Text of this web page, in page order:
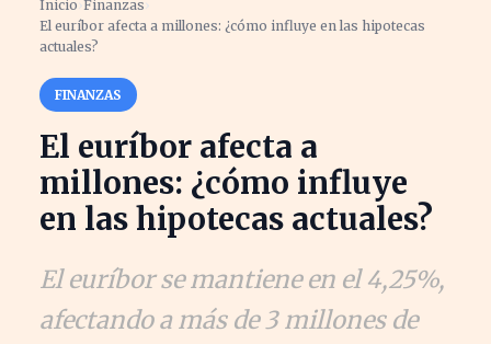
Inicio ›Finanzas ›
El euríbor afecta a millones: ¿cómo influye en las hipotecas
actuales?
FINANZAS
El euríbor afecta a
millones: ¿cómo influye
en las hipotecas actuales?
El euríbor se mantiene en el 4,25%,
afectando a más de 3 millones de